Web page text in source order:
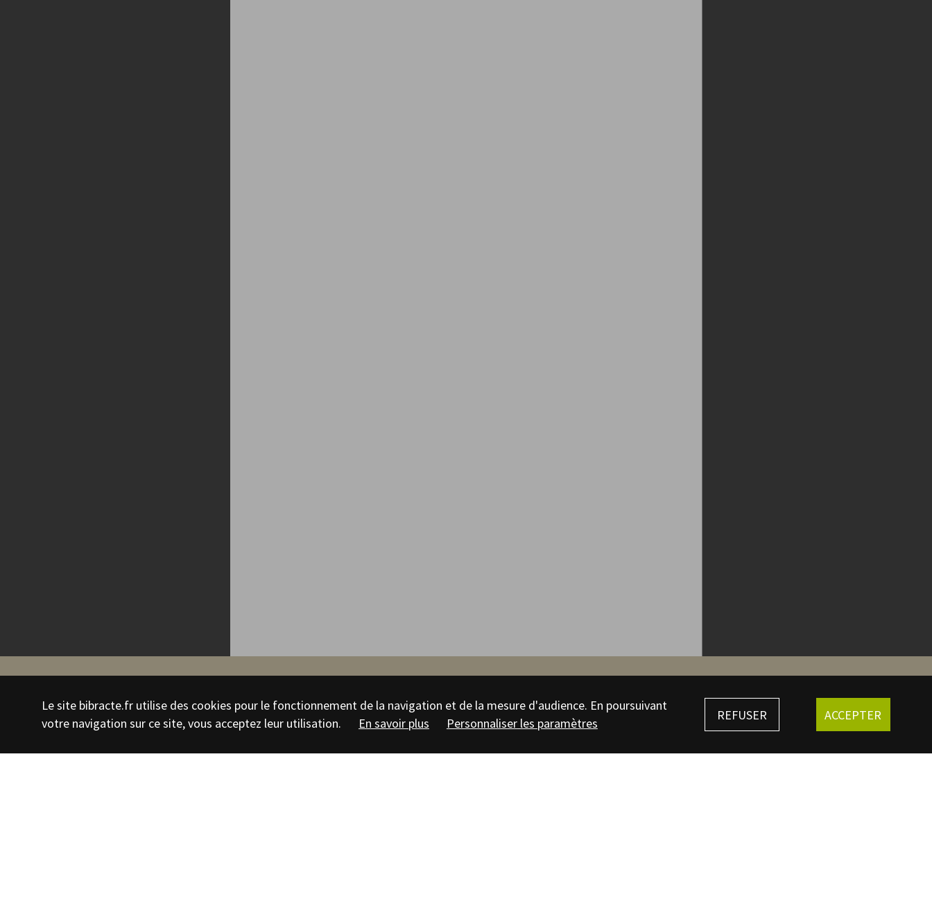
Dés en os et en terre cuite
PHOTOGRAPHIE
Le site bibracte.fr utilise des cookies pour le fonctionnement de la navigation et de la mesure d'audience. En poursuivant
votre navigation sur ce site, vous acceptez leur utilisation.
En savoir plus Personnaliser les paramètres
REFUSER ACCEPTER